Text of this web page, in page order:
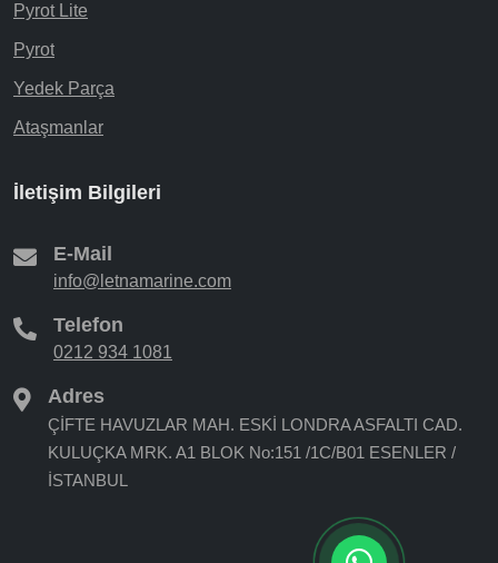
Pyrot Lite
Pyrot
Yedek Parça
Ataşmanlar
İletişim Bilgileri
E-Mail
info@letnamarine.com
Telefon
0212 934 1081
Adres
ÇİFTE HAVUZLAR MAH. ESKİ LONDRA ASFALTI CAD.
KULUÇKA MRK. A1 BLOK No:151 /1C/B01 ESENLER /
İSTANBUL